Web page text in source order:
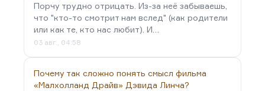
Порчу трудно отрицать. Из-за неё забываешь,
что "кто-то смотрит нам вслед" (как родители
или как те, кто нас любит). И…
03 авг., 04:58
Почему так сложно понять смысл фильма
«Малхолланд Драйв» Дэвида Линча?